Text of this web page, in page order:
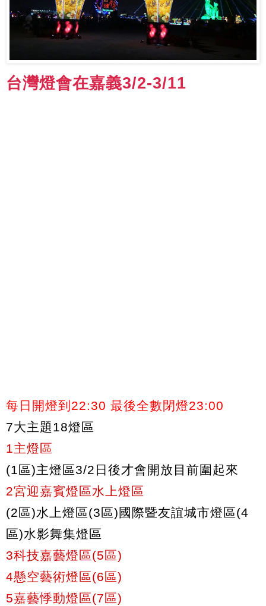
台灣燈會在嘉義3/2-3/11
每日開燈到22:30 最後全數閉燈23:00
7大主題18燈區
1主燈區
(1區)主燈區3/2日後才會開放目前圍起來
2宮迎嘉賓燈區水上燈區
(2區)水上燈區(3區)國際暨友誼城市燈區(4
區)水影舞集燈區
3科技嘉藝燈區(5區)
4懸空藝術燈區(6區)
5嘉藝悸動燈區(7區)